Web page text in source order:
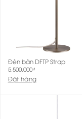
Đèn bàn DFTP Strap
5.500.000₫
Đặt hàng